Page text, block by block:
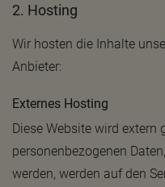
2. Hosting
Wir hosten die Inhalte
Anbieter:
Externes Hosting
Diese Website wird extern
personenbezogenen
werden, werden auf den